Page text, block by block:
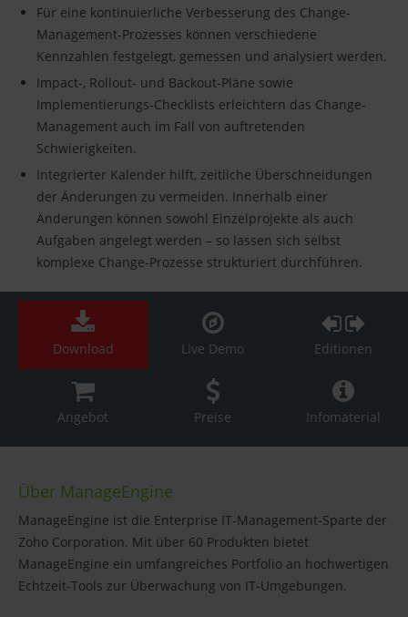
Für eine kontinuierliche Verbesserung des Change-
Management-Prozesses können verschiedene
Kennzahlen festgelegt, gemessen und analysiert werden.
Impact-, Rollout- und Backout-Pläne sowie
Implementierungs-Checklists erleichtern das Change-
Management auch im Fall von auftretenden
Schwierigkeiten.
Integrierter Kalender hilft, zeitliche Überschneidungen
der Änderungen zu vermeiden. Innerhalb einer
Änderungen können sowohl Einzelprojekte als auch
Aufgaben angelegt werden – so lassen sich selbst
komplexe Change-Prozesse strukturiert durchführen.
Download Live Demo Editionen
Angebot Preise Infomaterial
Über ManageEngine
ManageEngine ist die Enterprise IT-Management-Sparte der
Zoho Corporation. Mit über 60 Produkten bietet
ManageEngine ein umfangreiches Portfolio an hochwertigen
Echtzeit-Tools zur Überwachung von IT-Umgebungen.